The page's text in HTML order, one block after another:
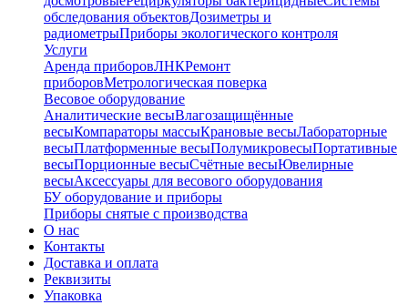
обследования объектовДозиметры и
радиометрыПриборы экологического контроля
Услуги
Аренда приборовЛНКРемонт
приборовМетрологическая поверка
Весовое оборудование
Аналитические весыВлагозащищённые
весыКомпараторы массыКрановые весыЛабораторные
весыПлатформенные весыПолумикровесыПортативные
весыПорционные весыСчётные весыЮвелирные
весыАксессуары для весового оборудования
БУ оборудование и приборы
Приборы снятые с производства
О нас
Контакты
Доставка и оплата
Реквизиты
Упаковка